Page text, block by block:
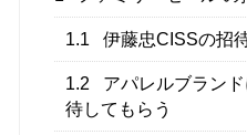
1.1 伊藤忠CISSの招
1.2
アパレルブラン
待してもらう